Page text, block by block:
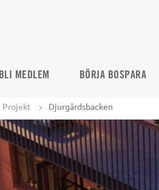
BLI MEDLEM BÖRJA BOSPARA
Projekt Djurgårdsbacken